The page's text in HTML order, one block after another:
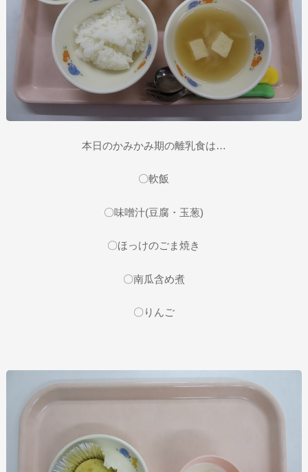
本日のかみかみ期の離乳食は…
〇軟飯
〇味噌汁(豆腐・玉葱)
〇ほっけのごま焼き
〇南瓜含め煮
〇りんご